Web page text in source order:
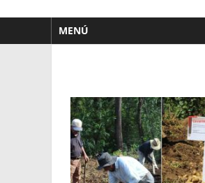
MENÚ
NOTICIAS
EN ESPAÑOL
OTROS IDIOMAS
CLIMA
PRONÓSTICO
LLUVIAS
ARGENTINA